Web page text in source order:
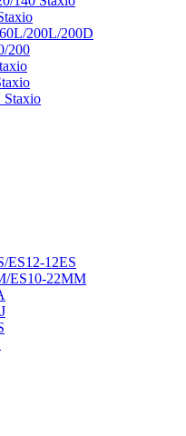
200L/200D
200
Staxio
ES12-12ES
ES10-22MM